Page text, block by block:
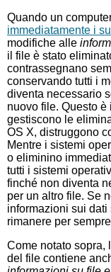
Quando un
immediatamente i
modifiche alle
il file è stato
contrassegnano
conservando tutti i
diventa necessario
nuovo file. Questo
gestiscono le
OS X, distruggono
Mentre i sistemi
o eliminino
tutti i sistemi
finché non diventa
per un altro file. Se
informazioni sui
rimanere per
Come notato sopra,
del file contiene